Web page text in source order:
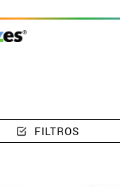
FILTROS